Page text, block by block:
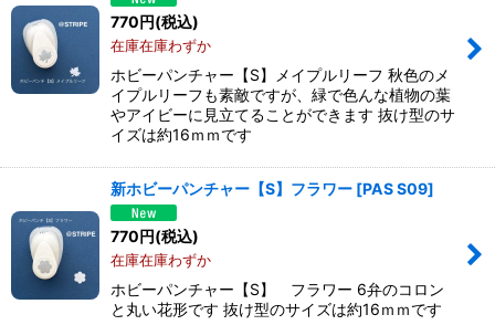
770円(税込)
在庫在庫わずか
ホビーパンチャー【S】メイプルリーフ 秋色のメ
イプルリーフも素敵ですが、緑で色んな植物の葉
やアイビーに見立てることができます 抜け型のサ
イズは約16ｍｍです
新ホビーパンチャー【S】フラワー [PAS S09]
770円(税込)
在庫在庫わずか
ホビーパンチャー【S】 フラワー 6弁のコロン
と丸い花形です 抜け型のサイズは約16ｍｍです